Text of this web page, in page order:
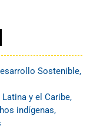
Sostenible,
y el Caribe,
indígenas,